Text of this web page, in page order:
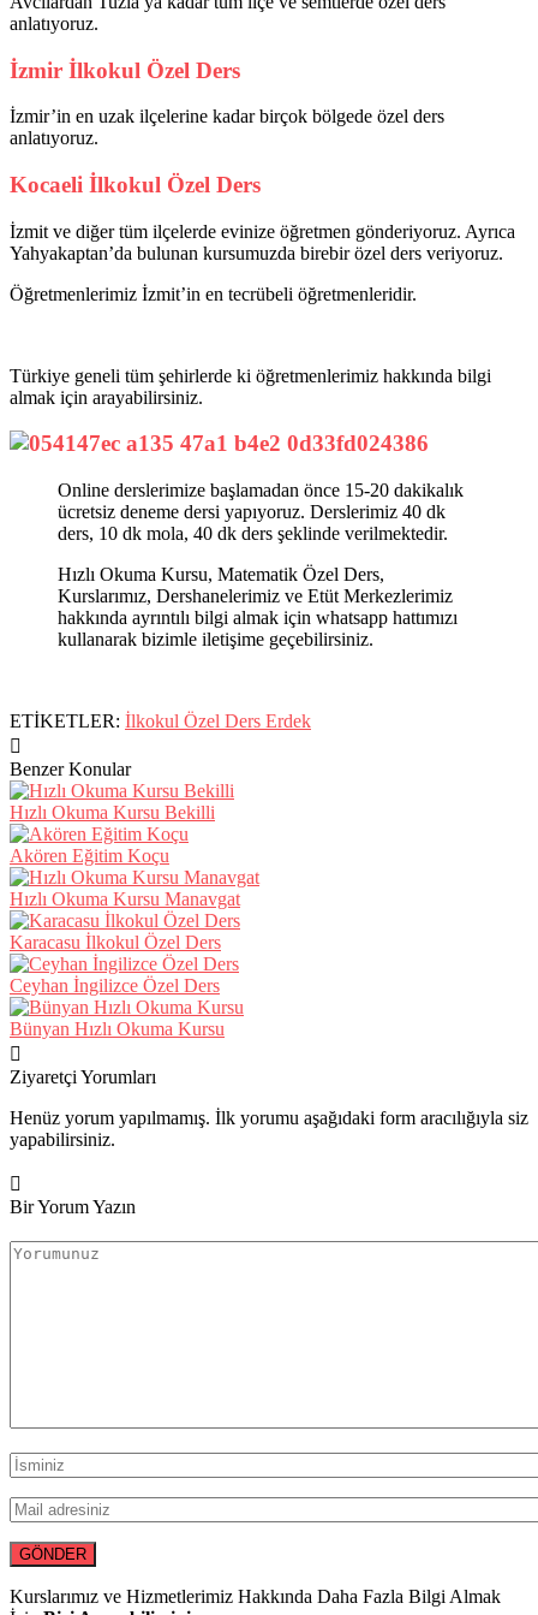
anlatıyoruz.
İzmir İlkokul Özel Ders
İzmir’in en uzak ilçelerine kadar birçok bölgede özel ders
anlatıyoruz.
Kocaeli İlkokul Özel Ders
İzmit ve diğer tüm ilçelerde evinize öğretmen gönderiyoruz. Ayrıca
Yahyakaptan’da bulunan kursumuzda birebir özel ders veriyoruz.
Öğretmenlerimiz İzmit’in en tecrübeli öğretmenleridir.
Türkiye geneli tüm şehirlerde ki öğretmenlerimiz hakkında bilgi
almak için arayabilirsiniz.
Online derslerimize başlamadan önce 15-20 dakikalık
ücretsiz deneme dersi yapıyoruz. Derslerimiz 40 dk
ders, 10 dk mola, 40 dk ders şeklinde verilmektedir.
Hızlı Okuma Kursu, Matematik Özel Ders,
Kurslarımız, Dershanelerimiz ve Etüt Merkezlerimiz
hakkında ayrıntılı bilgi almak için whatsapp hattımızı
kullanarak bizimle iletişime geçebilirsiniz.
ETİKETLER: İlkokul Özel Ders Erdek
Benzer Konular
Hızlı Okuma Kursu Bekilli
Akören Eğitim Koçu
Hızlı Okuma Kursu Manavgat
Karacasu İlkokul Özel Ders
Ceyhan İngilizce Özel Ders
Bünyan Hızlı Okuma Kursu
Ziyaretçi Yorumları
Henüz yorum yapılmamış. İlk yorumu aşağıdaki form aracılığıyla siz
yapabilirsiniz.
Bir Yorum Yazın
Kurslarımız ve Hizmetlerimiz Hakkında Daha Fazla Bilgi Almak